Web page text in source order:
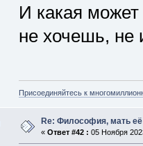
И какая
не хочешь, не
Присоединяйтесь к
Re: Философия, мать её
« Ответ #42 : 05 Ноября